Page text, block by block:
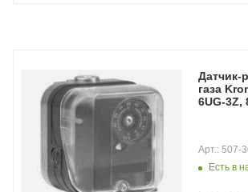
Датчик-
газа
6UG-3Z,
Есть в
Арт.: 507-